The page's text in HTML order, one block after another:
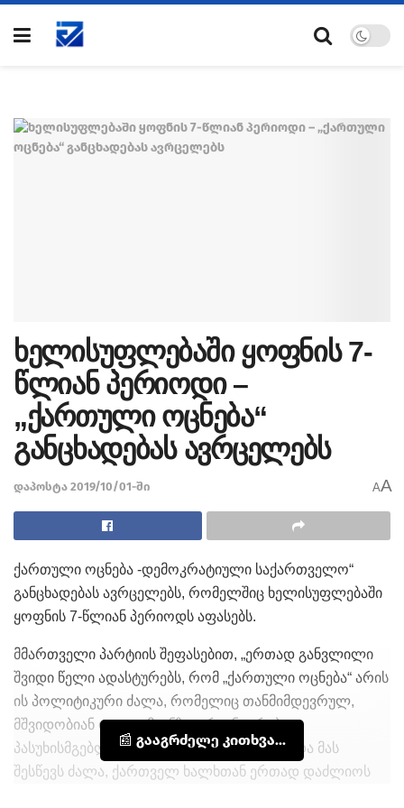
ხელისუფლებაში ყოფნის 7-
წლიან პერიოდი –
„ქართული ოცნება“
განცხადებას ავრცელებს
დაპოსტა 2019/10/01-ში AA
ქართული ოცნება -დემოკრატიული საქართველო“
განცხადებას ავრცელებს, რომელშიც ხელისუფლებაში
ყოფნის 7-წლიან პერიოდს აფასებს.
მმართველი პარტიის შეფასებით, „ერთად განვლილი
შვიდი წელი ადასტურებს, რომ „ქართული ოცნება“ არის
ის პოლიტიკური ძალა, რომელიც თანმიმდევრულ,
მშვიდობიან და ადამიანზე ორიენტირებულ
პასუხისმგებლიან პოლიტიკას აწარმოებს და მას
შესწევს ძალა, ქართველ ხალხთან ერთად დაძლიოს
📰 გააგრძელე კითხვა...